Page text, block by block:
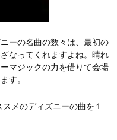
ーの名曲の数々は、最初の
なってくれますよね。晴れ
マジックの力を借りて会場
す。
メのディズニーの曲を１